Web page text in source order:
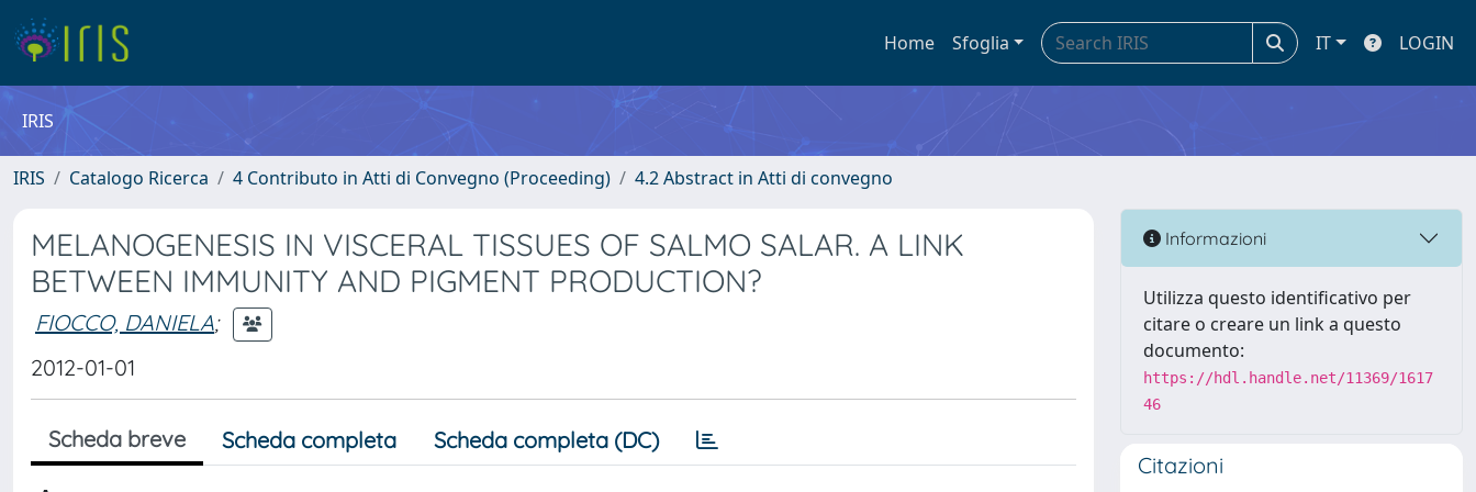
Home Sfoglia IT LOGIN
IRIS
IRIS Catalogo Ricerca 4 Contributo in Atti di Convegno (Proceeding) 4.2 Abstract in Atti di convegno
MELANOGENESIS IN VISCERAL TISSUES OF SALMO SALAR. A LINK
BETWEEN IMMUNITY AND PIGMENT PRODUCTION?
FIOCCO, DANIELA;
2012-01-01
Scheda breve Scheda completa Scheda completa (DC)
Informazioni
Utilizza questo identificativo per
citare o creare un link a questo
documento:
https://hdl.handle.net/11369/1617
46
Citazioni